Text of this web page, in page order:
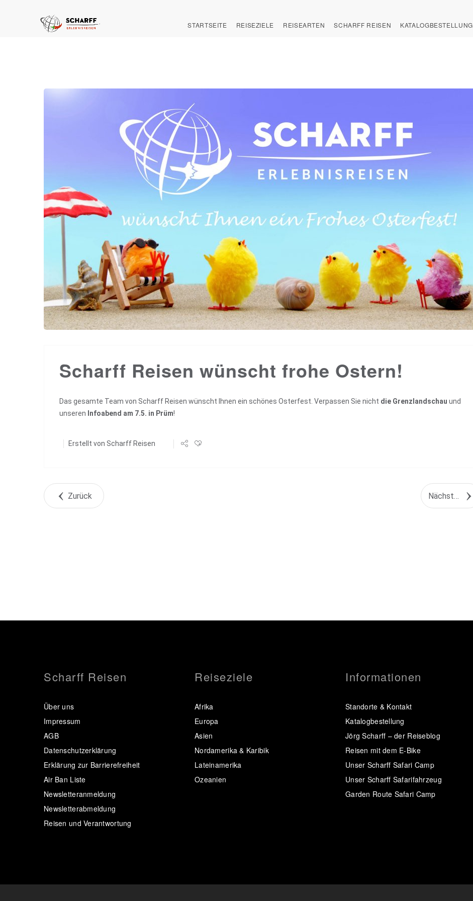
STARTSEITE REISEZIELE REISEARTEN SCHARFF REISEN KATALOGBESTELLUNG
Scharff Reisen wünscht frohe Ostern!
Das gesamte Team von Scharff Reisen wünscht Ihnen ein schönes Osterfest. Verpassen Sie nicht die Grenzlandschau und
unseren Infoabend am 7.5. in Prüm!
Erstellt von Scharff Reisen
Zurück Nächstes Objekt
Scharff Reisen
Über uns
Impressum
AGB
Datenschutzerklärung
Erklärung zur Barrierefreiheit
Air Ban Liste
Newsletteranmeldung
Newsletterabmeldung
Reisen und Verantwortung
Reiseziele
Afrika
Europa
Asien
Nordamerika & Karibik
Lateinamerika
Ozeanien
Informationen
Standorte & Kontakt
Katalogbestellung
Jörg Scharff – der Reiseblog
Reisen mit dem E-Bike
Unser Scharff Safari Camp
Unser Scharff Safarifahrzeug
Garden Route Safari Camp